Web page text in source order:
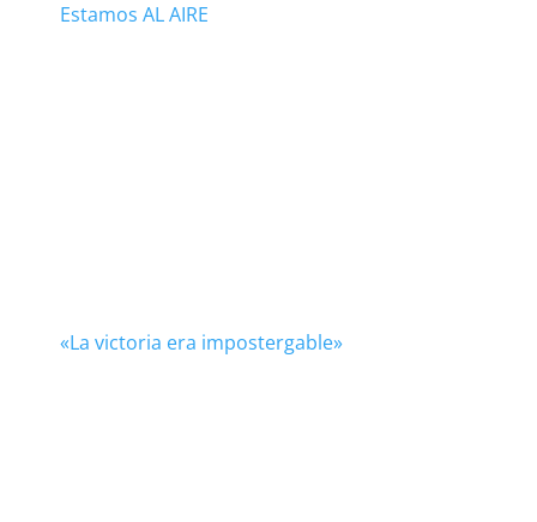
Estamos AL AIRE
«La victoria era impostergable»